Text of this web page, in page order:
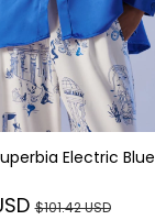
Electric Blue
$101.42 USD